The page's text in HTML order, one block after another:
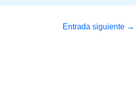
Entrada siguiente →